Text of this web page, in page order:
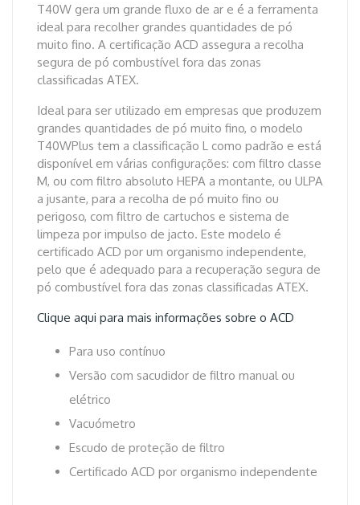
T40W gera um grande fluxo de ar e é a ferramenta
ideal para recolher grandes quantidades de pó
muito fino. A certificação ACD assegura a recolha
segura de pó combustível fora das zonas
classificadas ATEX.
Ideal para ser utilizado em empresas que produzem
grandes quantidades de pó muito fino, o modelo
T40WPlus tem a classificação L como padrão e está
disponível em várias configurações: com filtro classe
M, ou com filtro absoluto HEPA a montante, ou ULPA
a jusante, para a recolha de pó muito fino ou
perigoso, com filtro de cartuchos e sistema de
limpeza por impulso de jacto. Este modelo é
certificado ACD por um organismo independente,
pelo que é adequado para a recuperação segura de
pó combustível fora das zonas classificadas ATEX.
Clique aqui para mais informações sobre o ACD
Para uso contínuo
Versão com sacudidor de filtro manual ou
elétrico
Vacuómetro
Escudo de proteção de filtro
Certificado ACD por organismo independente